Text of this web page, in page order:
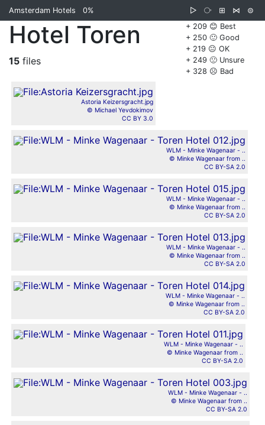
Amsterdam Hotels 0% ▷ ⧂ ⊞ ⋈
⊜
+ 209 😊 Best
+ 250 🙂 Good
+ 219 😐 OK
+ 249 🙁 Unsure
+ 328 ☹️ Bad
Hotel Toren
15 files
Astoria Keizersgracht.jpg
© Michael Yevdokimov
CC BY 3.0
WLM - Minke Wagenaar - ..
© Minke Wagenaar from ..
CC BY-SA 2.0
WLM - Minke Wagenaar - ..
© Minke Wagenaar from ..
CC BY-SA 2.0
WLM - Minke Wagenaar - ..
© Minke Wagenaar from ..
CC BY-SA 2.0
WLM - Minke Wagenaar - ..
© Minke Wagenaar from ..
CC BY-SA 2.0
WLM - Minke Wagenaar - ..
© Minke Wagenaar from ..
CC BY-SA 2.0
WLM - Minke Wagenaar - ..
© Minke Wagenaar from ..
CC BY-SA 2.0